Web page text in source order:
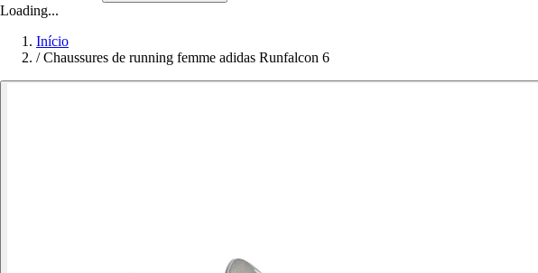
Loading...
Início
/ Chaussures de running femme adidas Runfalcon 6